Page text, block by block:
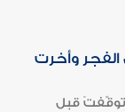
وأخرت
توقّفتْ قبل